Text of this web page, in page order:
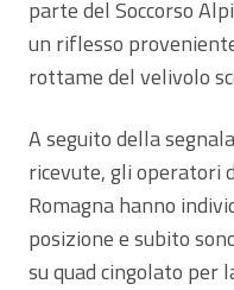
parte del Soccorso
un riflesso
rottame del velivolo
A seguito della
ricevute, gli operatori
Romagna hanno
posizione e subito
su quad cingolato per